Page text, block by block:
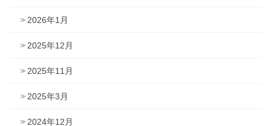
2026年1月
2025年12月
2025年11月
2025年3月
2024年12月